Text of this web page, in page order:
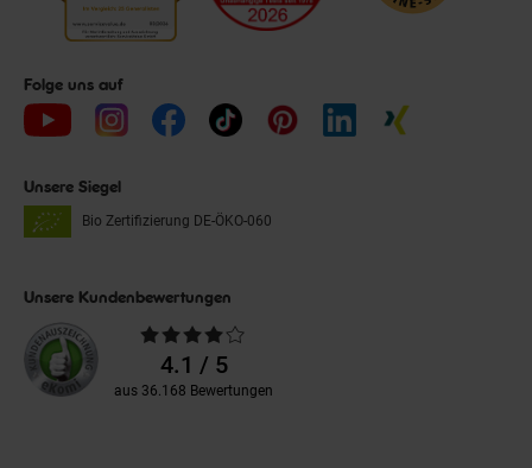
Folge uns auf
Unsere Siegel
Bio Zertifizierung DE-ÖKO-060
Unsere Kundenbewertungen
Durchschnittliche
Bewertungen4.1 / 5
aus 36.168 Bewertungen